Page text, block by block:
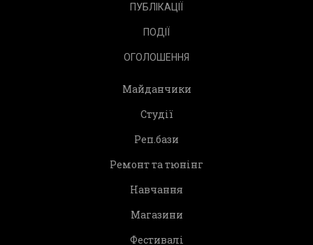
ПУБЛІКАЦІЇ
ПОДІЇ
ОГОЛОШЕННЯ
Майданчики
Студії
Реп.бази
Ремонт та тюнінг
Навчання
Магазини
Фестивалі